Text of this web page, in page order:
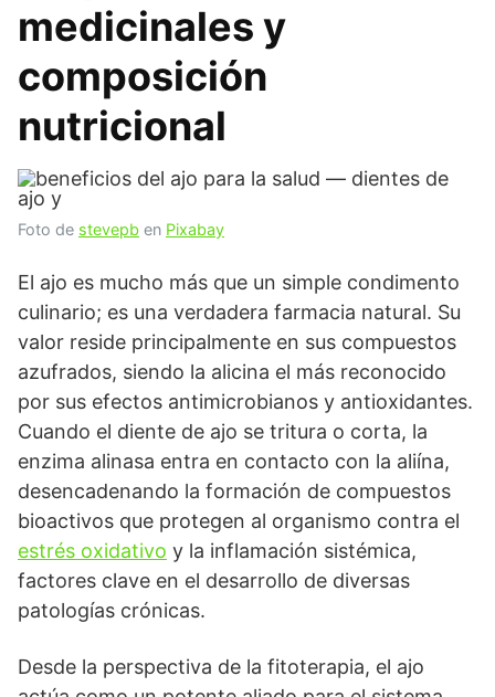
medicinales y
composición
nutricional
Foto de stevepb en Pixabay
El ajo es mucho más que un simple condimento
culinario; es una verdadera farmacia natural. Su
valor reside principalmente en sus compuestos
azufrados, siendo la alicina el más reconocido
por sus efectos antimicrobianos y antioxidantes.
Cuando el diente de ajo se tritura o corta, la
enzima alinasa entra en contacto con la aliína,
desencadenando la formación de compuestos
bioactivos que protegen al organismo contra el
estrés oxidativo y la inflamación sistémica,
factores clave en el desarrollo de diversas
patologías crónicas.
Desde la perspectiva de la fitoterapia, el ajo